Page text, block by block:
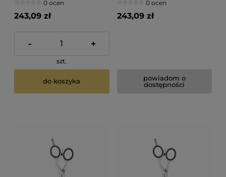
0 ocen
243,09 zł
- +
szt.
do koszyka
0 ocen
243,09 zł
powiadom o
dostępności